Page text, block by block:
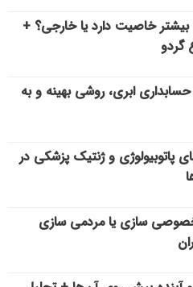
بیشتر خاصیت دارد یا خارجی؟ +
ابری، روشی بهینه و به
پاتوبیولوژی و ژنتیک پزشکی در
سازی یا مردمی سازی